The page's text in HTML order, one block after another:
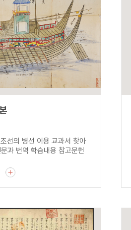
설명
이 동시에 포함된 자료를 검
”이 포함된 자료를 검색
약용”이 나오지 않는 자
조선의 병선 이용 교과서 찾아
과 번역 학습내용 참고문헌